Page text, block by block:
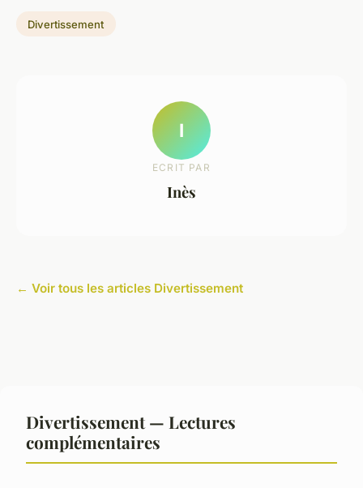
Divertissement
I
ECRIT PAR
Inès
← Voir tous les articles Divertissement
Divertissement — Lectures
complémentaires